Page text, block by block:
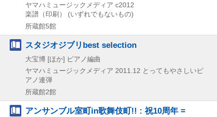
ヤマハミュージックメディア c2012
楽譜（印刷） (いずれでもないもの)
所蔵館5館
スタジオジブリbest selection
大宝博 [ほか] ピアノ編曲
ヤマハミュージックメディア 2011.12 とってもやさしいピ
アノ連弾
所蔵館2館
アンサンブル室町in歌舞伎町!! : 祝10周年 =